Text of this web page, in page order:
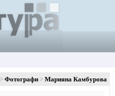
Фотографи Марияна Камбурова